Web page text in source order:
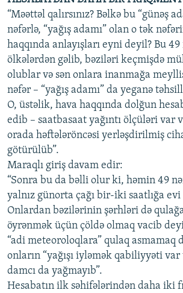
“Məəttəl qalırsınız? Bəlkə bu “günəş
nəfərlə, “yağış adamı” olan o tək
haqqında anlayışları eyni deyil? Bu
ölkələrdən gəlib, bəziləri keçmişdə
olublar və sən onlara inanmağa
nəfər – “yağış adamı” da yeganə
O, üstəlik, hava haqqında dolğun
edib – saatbasaat yağıntı ölçüləri var
orada həftələröncəsi yerləşdirilmiş
götürülüb”.
Maraqlı giriş davam edir:
“Sonra bu da bəlli olur ki, həmin 49
yalnız günorta çağı bir-iki saatlığa
Onlardan bəzilərinin şərhləri də
öyrənmək üçün çöldə olmaq vacib
“adi meteoroloqlara” qulaq asmamaq
onların “yağışı iyləmək qabiliyyəti
damcı da yağmayıb”.
Hesabatın ilk səhifələrindən daha iki